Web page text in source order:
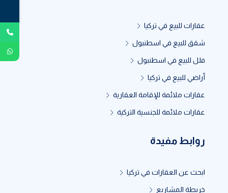
عقارات للبيع في تركيا
شقق للبيع في اسطنبول
فلل للبيع في اسطنبول
أراضي للبيع في تركيا
عقارات ملائمة للإقامة العقارية
عقارات ملائمة للجنسية التركية
روابط مفيدة
ابحث عن العقارات في تركيا
خريطة المشاريع